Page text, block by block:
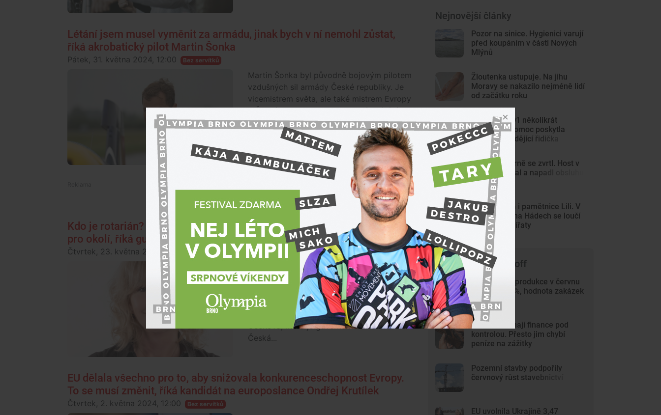
Létání jsem musel vyměnit za armádu, jinak bych v ní nemohl zůstat,
říká akrobatický pilot Martin Šonka
Pátek, 31. května 2024, 12:00 Bez servítků
Martin Šonka byl původně bojovým pilotem
vzdušných sil armády České republiky. Je
vicemistrem světa, ale také mistrem Evropy
a České republiky v akrobatickém létání a s
oblibou nastupuje do závodů, kde přijde
pokaždé s něčím novým. Před šesti lety...
Kdo je rotarián? Člověk, který se dostal do bodu, kdy chce dělat něco
pro okolí, říká guvernérka pro Česko a Slovensko
Čtvrtek, 23. května 2024, 12:00 Bez servítků
Kolem aktivit rotariánů panuje mnoho
polopravd a mýtů. Co ale skutečně členové
Rotary klubu dělají? Nejen o jejich aktivitách
se rozpovídala v dalším dílem
rozhovorového seriálu Bez servítků Katarína
Čechová, která je guvernérkou distriktu
Česká...
EU dělala všechno pro to, aby snižovala konkurenceschopnost Evropy.
To se musí změnit, říká kandidát na europoslance Ondřej Krutílek
Čtvrtek, 2. května 2024, 12:00 Bez servítků
Nejnovější články
Pozor na sinice. Hygienici varují
před koupáním v části Nových
Mlýnů
Žloutenka ustupuje. Na jihu
Moravy se nakazilo nejméně lidí
od začátku roku
Auto se na D1 několikrát
převrátilo. Pomoc poskytla
jediná projíždějící řidička
Kulečník v Brně se zvrtl. Host v
herně hajloval a napadl obsluhu
Rázná Laura i pamětnice Lili. V
lamacentru na Hádech se loučí
se dvěma zvířaty
O čem píše Trade-off
Průmyslová produkce v červnu
vzrostla o 4 %, hodnota zakázek
stoupla
Mladí Češi mají finance pod
kontrolou. Přesto jim chybí
peníze na zážitky
Pozemní stavby podpořily
červnový růst stavebnictví
EU uvolnila Ukrajině 3,47